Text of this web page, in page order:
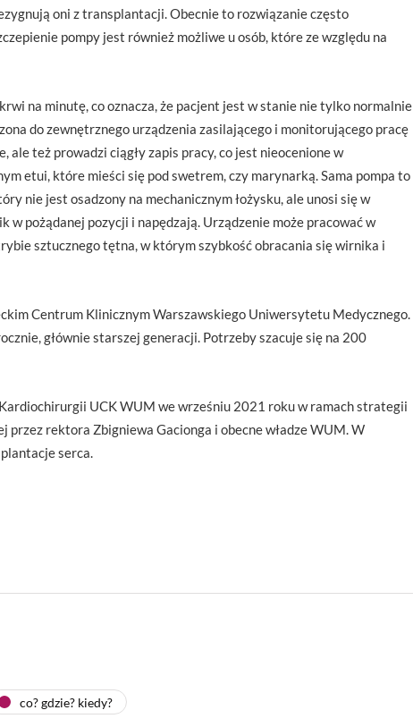
oni z transplantacji. Obecnie to rozwiązanie często
pompy jest również możliwe u osób, które ze względu na
na minutę, co oznacza, że pacjent jest w stanie nie tylko normalnie
do zewnętrznego urządzenia zasilającego i monitorującego pracę
też prowadzi ciągły zapis pracy, co jest nieocenione w
etui, które mieści się pod swetrem, czy marynarką. Sama pompa to
nie jest osadzony na mechanicznym łożysku, ale unosi się w
pożądanej pozycji i napędzają. Urządzenie może pracować w
sztucznego tętna, w którym szybkość obracania się wirnika i
Centrum Klinicznym Warszawskiego Uniwersytetu Medycznego.
głównie starszej generacji. Potrzeby szacuje się na 200
UCK WUM we wrześniu 2021 roku w ramach strategii
rektora Zbigniewa Gacionga i obecne władze WUM. W
serca.
co? gdzie? kiedy?